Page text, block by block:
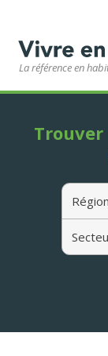
La référence en